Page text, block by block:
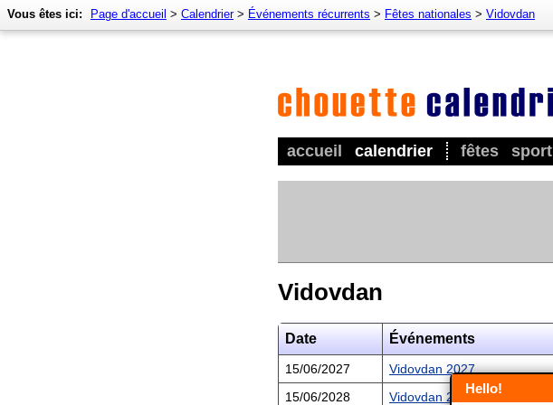
accueil calendrier fêtes sport
Vous êtes ici: Page d'accueil > Calendrier> Événements récurrents > Fêtes nationales > Vidovdan
Vidovdan
Date Événements
15/06/2027 Vidovdan 2027
15/06/2028
Vidovdan 2028
Hello!